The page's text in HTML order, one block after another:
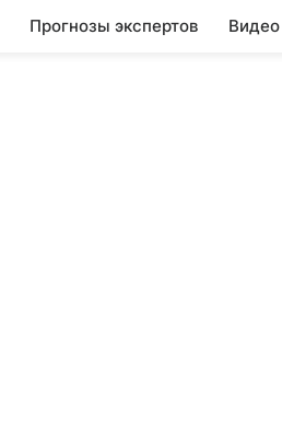
Прогнозы экспертов Видео